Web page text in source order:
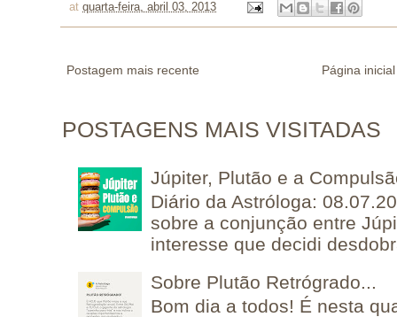
at quarta-feira, abril 03, 2013
Postagem mais recente Página inicial
POSTAGENS MAIS VISITADAS
Júpiter, Plutão e a
Diário da Astróloga:
sobre a conjunção entre
interesse que decidi
Sobre Plutão Retrógrado...
Bom dia a todos! É nesta